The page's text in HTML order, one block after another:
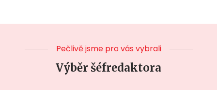
Pečlivě jsme pro vás vybrali
Výběr šéfredaktora